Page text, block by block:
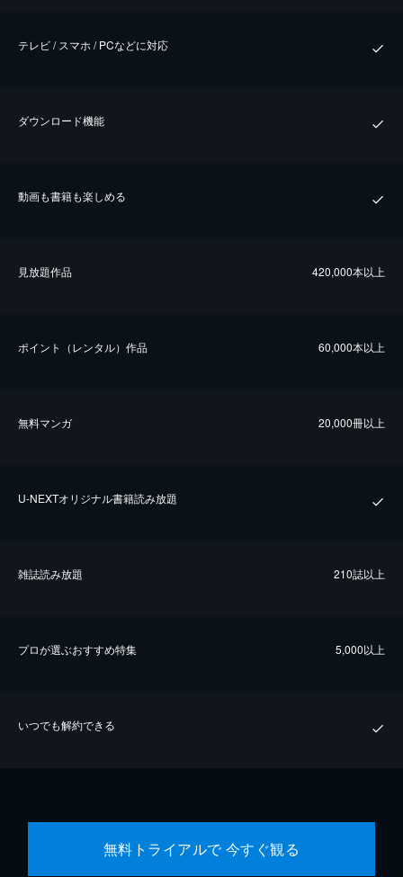
テレビ / スマホ / PCなどに対応
ダウンロード機能
動画も書籍も楽しめる
⾒放題作品 420,000本以上
ポイント（レンタル）作品 60,000本以上
無料マンガ 20,000冊以上
U-NEXTオリジナル書籍読み放題
雑誌読み放題 210誌以上
プロが選ぶおすすめ特集 5,000以上
いつでも解約できる
無料トライアルで 今すぐ観る